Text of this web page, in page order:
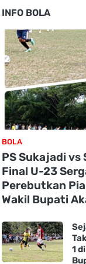
INFO BOLA
BOLA
PS Sukajadi vs
Final U-23
Perebutkan
Wakil Bupati
1